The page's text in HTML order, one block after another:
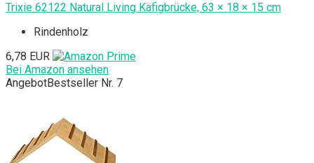
Trixie 62122 Natural Living Käfigbrücke, 63 × 18 × 15 cm
Rindenholz
6,78 EUR
Bei Amazon ansehen
AngebotBestseller Nr. 7